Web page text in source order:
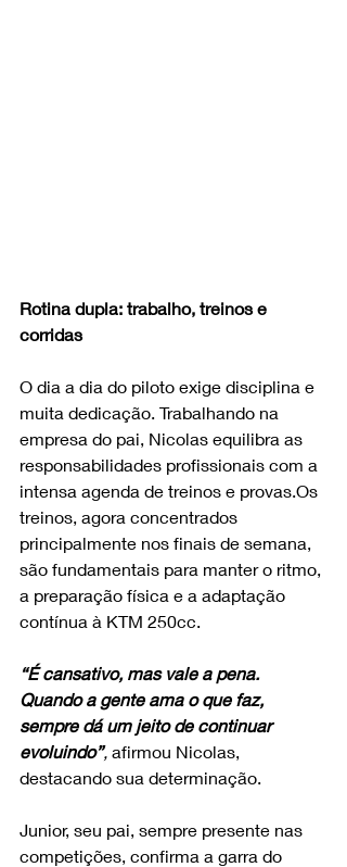
Rotina dupla: trabalho, treinos e
corridas
O dia a dia do piloto exige disciplina e
muita dedicação. Trabalhando na
empresa do pai, Nicolas equilibra as
responsabilidades profissionais com a
intensa agenda de treinos e provas.Os
treinos, agora concentrados
principalmente nos finais de semana,
são fundamentais para manter o ritmo,
a preparação física e a adaptação
contínua à KTM 250cc.
“É cansativo, mas vale a pena.
Quando a gente ama o que faz,
sempre dá um jeito de continuar
evoluindo”, afirmou Nicolas,
destacando sua determinação.
Junior, seu pai, sempre presente nas
competições, confirma a garra do